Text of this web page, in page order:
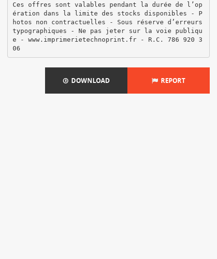
Ces offres sont valables pendant la durée de l’op
ération dans la limite des stocks disponibles - P
hotos non contractuelles - Sous réserve d’erreurs
typographiques - Ne pas jeter sur la voie publiqu
e - www.imprimerietechnoprint.fr - R.C. 786 920 3
DOWNLOAD REPORT